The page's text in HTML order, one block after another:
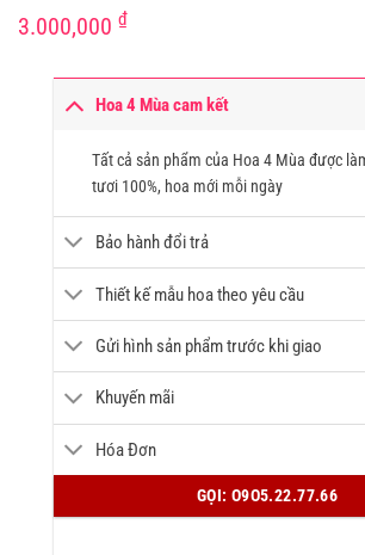
3.000,000 ₫
Hoa 4 Mùa cam kết
Tất cả sản phẩm của Hoa 4 Mùa được
tươi 100%, hoa mới mỗi ngày
Bảo hành đổi trả
Thiết kế mẫu hoa theo yêu cầu
Gửi hình sản phẩm trước khi giao
Khuyến mãi
Hóa Đơn
GỌI: O9O5.22.77.66